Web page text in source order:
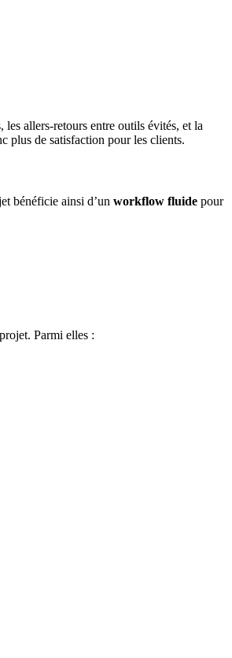
les allers-retours entre outils évités, et la
plus de satisfaction pour les clients.
bénéficie ainsi d’un workflow fluide pour
Parmi elles :